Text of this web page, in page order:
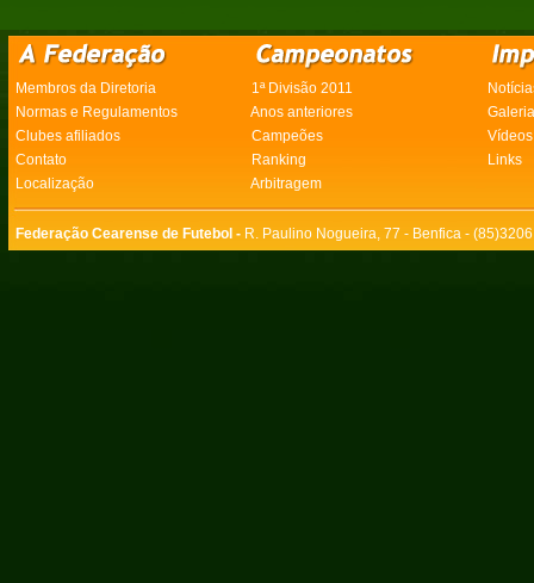
Membros da Diretoria 1ª Divisão 2011
Normas e Regulamentos
Anos anteriores
Clubes afiliados
Campeões
Vídeos
Contato
Ranking
Links
Localização
Arbitragem
Federação Cearense de Futebol - R. Paulino Nogueira, 77 - Benfica -